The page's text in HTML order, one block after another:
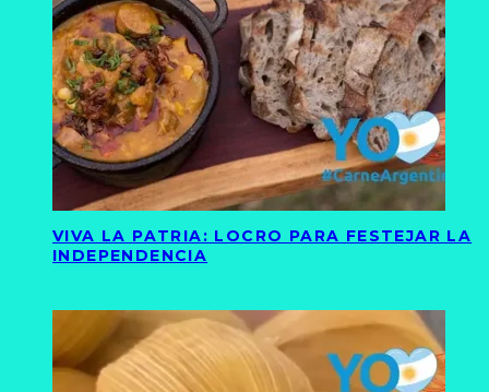
VIVA LA PATRIA: LOCRO PARA FESTEJAR LA
INDEPENDENCIA